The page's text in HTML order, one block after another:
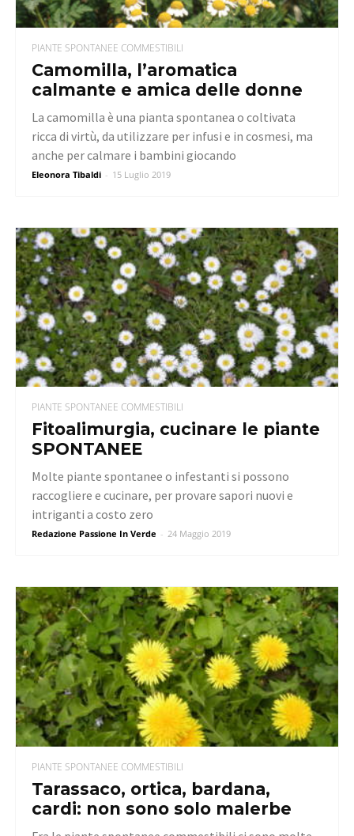
PIANTE SPONTANEE COMMESTIBILI
Camomilla, l’aromatica
calmante e amica delle donne
Eleonora Tibaldi - 15 Luglio 2019
La camomilla è una pianta spontanea o coltivata
ricca di virtù, da utilizzare per infusi e in cosmesi, ma
anche per calmare i bambini giocando
PIANTE SPONTANEE COMMESTIBILI
Fitoalimurgia, cucinare le piante
SPONTANEE
Redazione Passione In Verde - 24 Maggio 2019
Molte piante spontanee o infestanti si possono
raccogliere e cucinare, per provare sapori nuovi e
intriganti a costo zero
PIANTE SPONTANEE COMMESTIBILI
Tarassaco, ortica, bardana,
cardi: non sono solo malerbe